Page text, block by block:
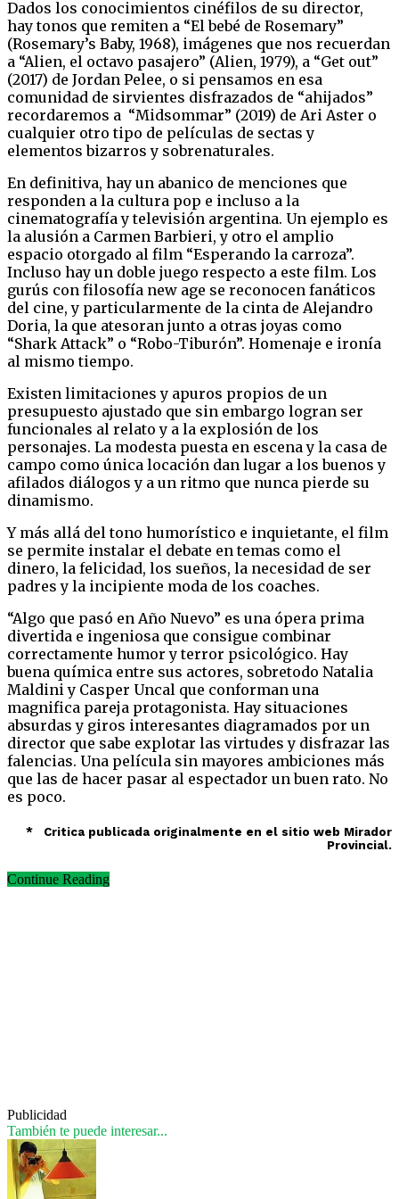
Dados los conocimientos cinéfilos de su director,
hay tonos que remiten a “El bebé de Rosemary”
(Rosemary’s Baby, 1968), imágenes que nos recuerdan
a “Alien, el octavo pasajero” (Alien, 1979), a “Get out”
(2017) de Jordan Pelee, o si pensamos en esa
comunidad de sirvientes disfrazados de “ahijados”
recordaremos a “Midsommar” (2019) de Ari Aster o
cualquier otro tipo de películas de sectas y
elementos bizarros y sobrenaturales.
En definitiva, hay un abanico de menciones que
responden a la cultura pop e incluso a la
cinematografía y televisión argentina. Un ejemplo es
la alusión a Carmen Barbieri, y otro el amplio
espacio otorgado al film “Esperando la carroza”.
Incluso hay un doble juego respecto a este film. Los
gurús con filosofía new age se reconocen fanáticos
del cine, y particularmente de la cinta de Alejandro
Doria, la que atesoran junto a otras joyas como
“Shark Attack” o “Robo-Tiburón”. Homenaje e ironía
al mismo tiempo.
Existen limitaciones y apuros propios de un
presupuesto ajustado que sin embargo logran ser
funcionales al relato y a la explosión de los
personajes. La modesta puesta en escena y la casa de
campo como única locación dan lugar a los buenos y
afilados diálogos y a un ritmo que nunca pierde su
dinamismo.
Y más allá del tono humorístico e inquietante, el film
se permite instalar el debate en temas como el
dinero, la felicidad, los sueños, la necesidad de ser
padres y la incipiente moda de los coaches.
“Algo que pasó en Año Nuevo” es una ópera prima
divertida e ingeniosa que consigue combinar
correctamente humor y terror psicológico. Hay
buena química entre sus actores, sobretodo Natalia
Maldini y Casper Uncal que conforman una
magnifica pareja protagonista. Hay situaciones
absurdas y giros interesantes diagramados por un
director que sabe explotar las virtudes y disfrazar las
falencias. Una película sin mayores ambiciones más
que las de hacer pasar al espectador un buen rato. No
es poco.
* Critica publicada originalmente en el sitio web Mirador
Provincial.
Continue Reading
Publicidad
También te puede interesar...